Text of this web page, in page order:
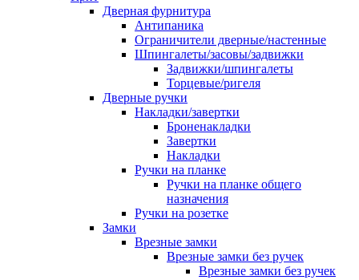
Дверная фурнитура
Антипаника
Ограничители дверные/настенные
Шпингалеты/засовы/задвижки
Задвижки/шпингалеты
Торцевые/ригеля
Дверные ручки
Накладки/завертки
Броненакладки
Завертки
Накладки
Ручки на планке
Ручки на планке общего
назначения
Ручки на розетке
Замки
Врезные замки
Врезные замки без ручек
Врезные замки без ручек